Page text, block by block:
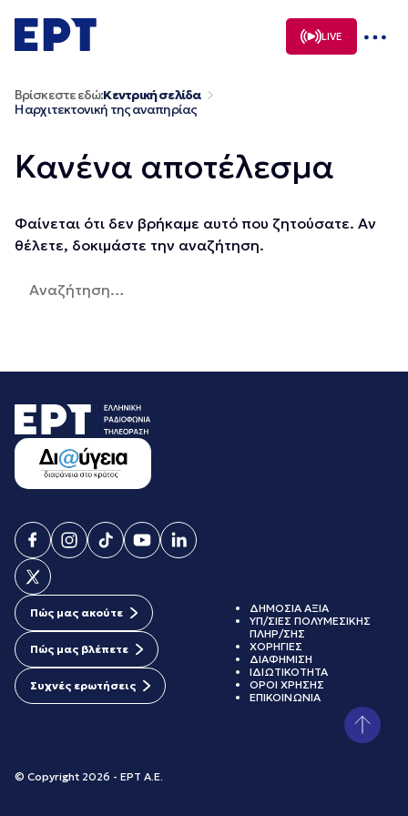
σε
περιεχόμενο
LIVE
Βρίσκεστε εδώ:Κεντρική σελίδα
Η αρχιτεκτονική της αναπηρίας
Κανένα αποτέλεσμα
Φαίνεται ότι δεν βρήκαμε αυτό που ζητούσατε. Αν
θέλετε, δοκιμάστε την αναζήτηση.
για:
Πώς μας ακούτε
Πώς μας βλέπετε
Συχνές ερωτήσεις
© Copyright 2026 - ΕΡΤ Α.Ε.
ΔΗΜΟΣΙΑ ΑΞΙΑ
ΥΠ/ΣΙΕΣ ΠΟΛΥΜΕΣΙΚΗΣ
ΠΛΗΡ/ΣΗΣ
ΧΟΡΗΓΙΕΣ
ΔΙΑΦΗΜΙΣΗ
ΙΔΙΩΤΙΚΟΤΗΤΑ
ΟΡΟΙ ΧΡΗΣΗΣ
ΕΠΙΚΟΙΝΩΝΙΑ